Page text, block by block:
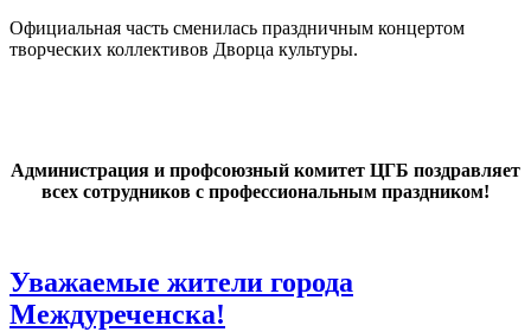
Официальная часть сменилась праздничным концертом
творческих коллективов Дворца культуры.
Администрация и профсоюзный комитет ЦГБ поздравляет
всех сотрудников с профессиональным праздником!
Уважаемые жители города
Междуреченска!